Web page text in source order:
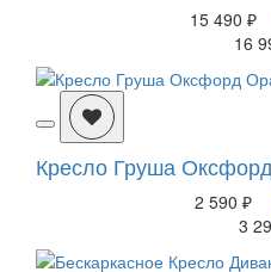
15 490 ₽
16
Кресло Груша
2 590 ₽
3